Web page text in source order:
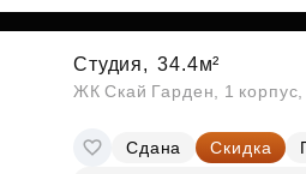
Студия, 34.4м²
ЖК Скай Гарден, 1
Сдана Скидка